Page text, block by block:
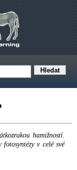
hamižností.
v celé své